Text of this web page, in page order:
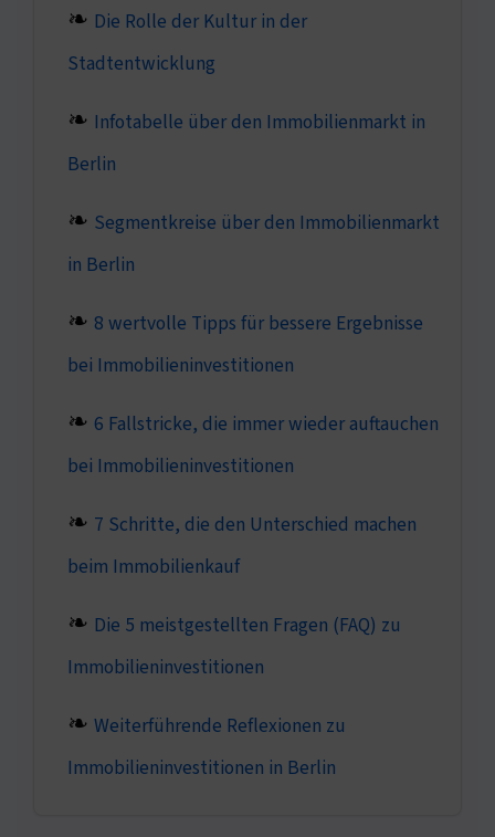
Die Rolle der Kultur in der
Stadtentwicklung
Infotabelle über den Immobilienmarkt in
Berlin
Segmentkreise über den Immobilienmarkt
in Berlin
8 wertvolle Tipps für bessere Ergebnisse
bei Immobilieninvestitionen
6 Fallstricke, die immer wieder auftauchen
bei Immobilieninvestitionen
7 Schritte, die den Unterschied machen
beim Immobilienkauf
Die 5 meistgestellten Fragen (FAQ) zu
Immobilieninvestitionen
Weiterführende Reflexionen zu
Immobilieninvestitionen in Berlin